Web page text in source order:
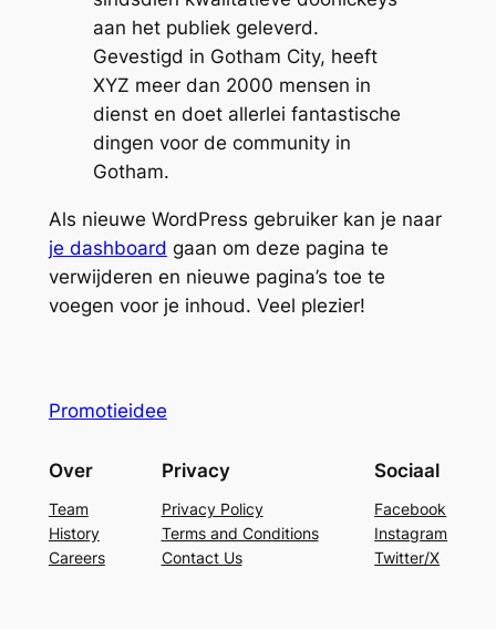
aan het publiek geleverd.
Gevestigd in Gotham City, heeft
XYZ meer dan 2000 mensen in
dienst en doet allerlei fantastische
dingen voor de community in
Gotham.
Als nieuwe WordPress gebruiker kan je naar
je dashboard gaan om deze pagina te
verwijderen en nieuwe pagina’s toe te
voegen voor je inhoud. Veel plezier!
Promotieidee
Over
Team
History
Careers
Privacy
Privacy Policy
Terms and Conditions
Contact Us
Sociaal
Facebook
Instagram
Twitter/X